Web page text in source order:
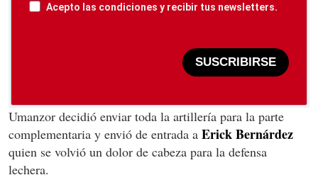
Acepto las condiciones y recibir tus newsletters.
SUSCRIBIRSE
Umanzor decidió enviar toda la artillería para la parte
complementaria y envió de entrada a Erick Bernárdez
quien se volvió un dolor de cabeza para la defensa
lechera.